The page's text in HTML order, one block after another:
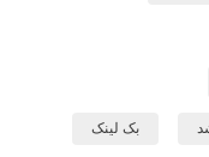
بک لینک